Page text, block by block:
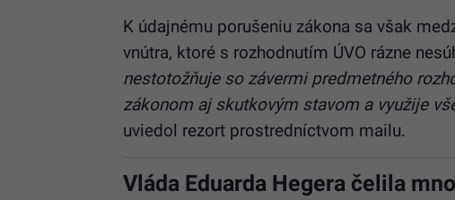
K údajnému porušeniu zákona sa však
vnútra, ktoré s rozhodnutím ÚVO rázne
nestotožňuje so závermi predmetného
zákonom aj skutkovým stavom a využije
uviedol rezort prostredníctvom mailu.
Vláda Eduarda Hegera čelila